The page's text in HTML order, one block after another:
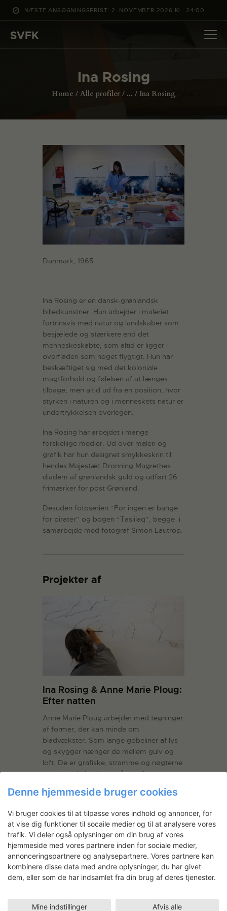
NÆSTE ANSØGNINGSFRIST: 2. NOVEMBER 2026 KL. 24:00
SVFK
Ina Rosing
Home Alle profiler ... Ina Rosing
DET SKER
ANSØG
ENGLISH
Danmark, 1965
Ina Rosing er en dansk-grønlandsk
billedkunstner. Hun arbejder i maleriet
fortrinsvis med natur og landskaber som
besjælede og stærkere end det
menneskeskabte, som altid er ligger i
overfladen som noget flygtigt. Hun har
beskæftiget sig med det koloniale
magtforhold og følelsen af at længes
tilbage, men altid ud fra en position, hvor
styrken i naturen og i menneskets natur er
undertrykkelsen overlegen.
Ina Rosing har arbejdet i mange
forskellige medier. Ud over maleri og
grafik har hun designet smykkeskrin til
hendes Majestæt Dronning Magrethes
diadem af grønlandsk guld og udført 26
frimærker for post Grønland.
Desuden fotoserien “For ingen er bange
for pirater” og bogen “Tasiilaq”, begge i
samarbejde med fotograf Simon Lautrop.
Projekter af
Ina Rosing & Anne Marie Ploug:
Efter natten
Anne Marie Ploug arbejder med tegninger
af former, der kan minde om
bladvækster. Som lange gobeliner af lys
og skygger hænger de mellem gulv og
loft. De er grafiske, stramme og nøgterne
men i en skala, der også gør dem
mere
LÆS MERE
Denne hjemmeside bruger cookies
Vi bruger cookies til at tilpasse vores indhold og annoncer, for
at vise dig funktioner til socaile medier og til at analysere vores
trafik. Vi deler også oplysninger om din brug af vores
hjemmeside med vores partnere inden for sociale medier,
annonceringspartnere og analysepartnere. Vores partnere kan
kombinere disse data med andre oplysninger, du har givet
dem, eller som de har indsamlet fra din brug af deres tjenester.
Mine indstillinger Afvis alle